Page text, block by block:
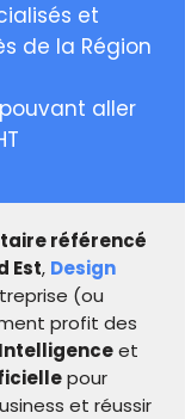
et
de la Région
pouvant aller
référencé
Est, Design
(ou
profit des
et
pour
et réussir